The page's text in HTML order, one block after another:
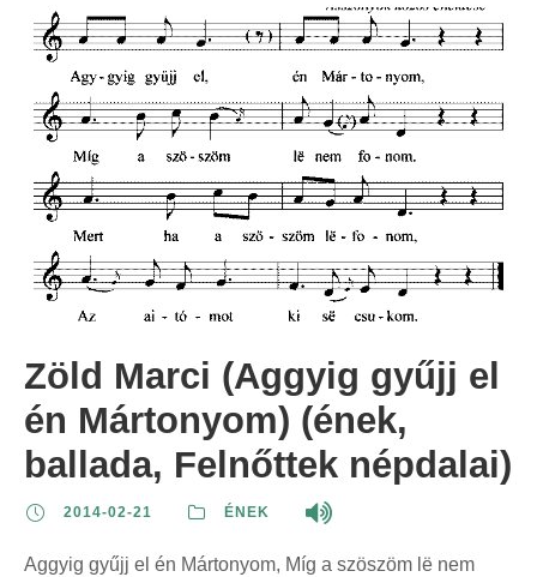
Zöld Marci (Aggyig gyűjj el
én Mártonyom) (ének,
ballada, Felnőttek népdalai)
2014-02-21 ÉNEK
Aggyig gyűjj el én Mártonyom, Míg a szöszöm lë nem